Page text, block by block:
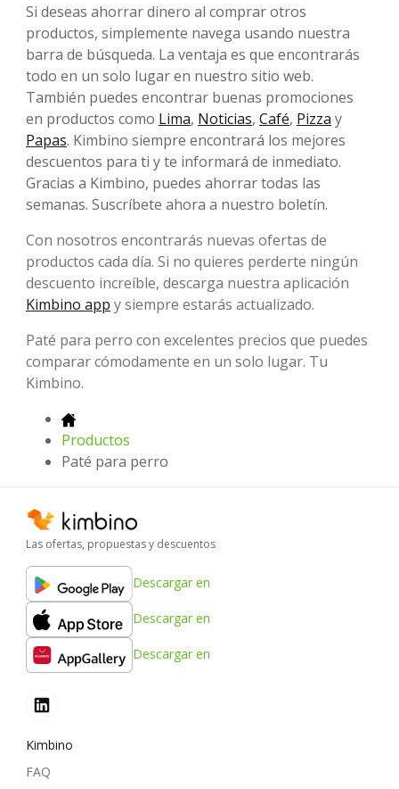
Si deseas ahorrar dinero al comprar otros
productos, simplemente navega usando nuestra
barra de búsqueda. La ventaja es que encontrarás
todo en un solo lugar en nuestro sitio web.
También puedes encontrar buenas promociones
en productos como Lima, Noticias, Café, Pizza y
Papas. Kimbino siempre encontrará los mejores
descuentos para ti y te informará de inmediato.
Gracias a Kimbino, puedes ahorrar todas las
semanas. Suscríbete ahora a nuestro boletín.
Con nosotros encontrarás nuevas ofertas de
productos cada día. Si no quieres perderte ningún
descuento increíble, descarga nuestra aplicación
Kimbino app y siempre estarás actualizado.
Paté para perro con excelentes precios que puedes
comparar cómodamente en un solo lugar. Tu
Kimbino.
Productos
Paté para perro
Las ofertas, propuestas y descuentos
Descargar en
Descargar en
Descargar en
Kimbino
FAQ